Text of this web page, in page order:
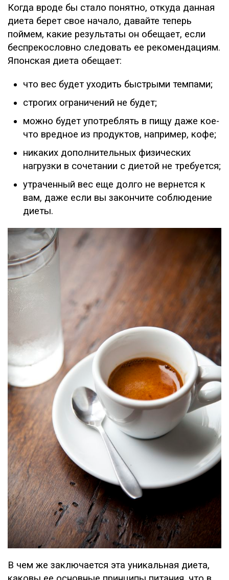
Когда вроде бы стало понятно, откуда данная
диета берет свое начало, давайте теперь
поймем, какие результаты он обещает, если
беспрекословно следовать ее рекомендациям.
Японская диета обещает:
что вес будет уходить быстрыми темпами;
строгих ограничений не будет;
можно будет употреблять в пищу даже кое-
что вредное из продуктов, например, кофе;
никаких дополнительных физических
нагрузки в сочетании с диетой не требуется;
утраченный вес еще долго не вернется к
вам, даже если вы закончите соблюдение
диеты.
В чем же заключается эта уникальная диета,